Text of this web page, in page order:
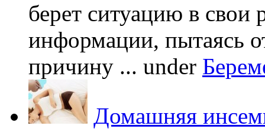
берет ситуацию в свои
информации, пытаясь
причину ... under
Домашняя